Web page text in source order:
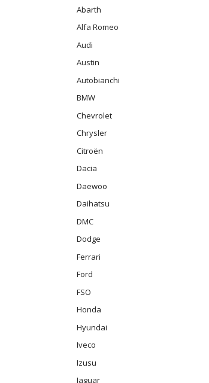
Abarth
Alfa Romeo
Audi
Austin
Autobianchi
BMW
Chevrolet
Chrysler
Citroën
Dacia
Daewoo
Daihatsu
DMC
Dodge
Ferrari
Ford
FSO
Honda
Hyundai
Iveco
Izusu
Jaguar